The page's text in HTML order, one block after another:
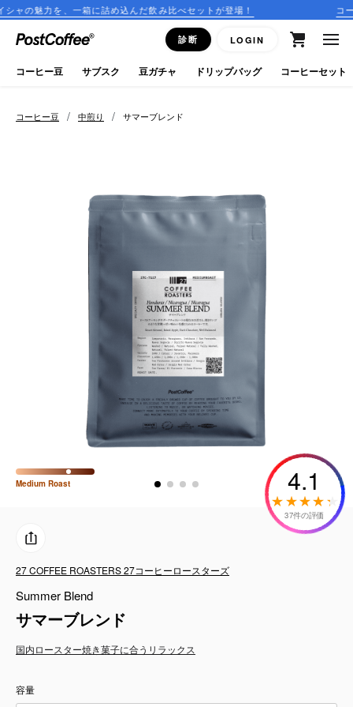
箱に詰め込んだ飲み比べセットが登場！ コーヒーのサブスク
診断 LOGIN
close
ログイン
新規会員登録
keyboard_arrow_right
ドリップバッグ
ミルク・フード類
CFFBNS
ギフトセット
リキッド
特集
卸販売
コーヒーのサブスク
コーヒー豆 / 中煎り / サマーブレンド
Medium Roast 4.1
37件の評価
27 COFFEE ROASTERS 27コーヒーロースターズ
Summer Blend
サマーブレンド
国内ロースター焼き菓子に合う リラックス
容量
コーヒー豆 サブスク 豆ガチャ ドリップバッグ コーヒーセット